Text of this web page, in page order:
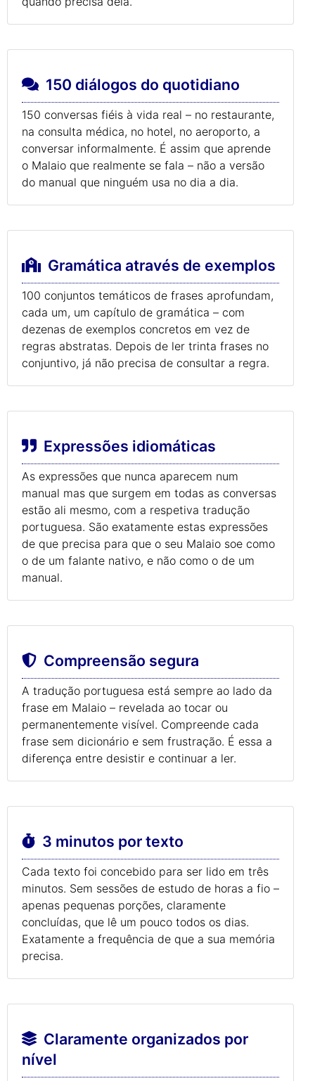
150 diálogos do quotidiano
150 conversas fiéis à vida real – no restaurante,
na consulta médica, no hotel, no aeroporto, a
conversar informalmente. É assim que aprende
o Malaio que realmente se fala – não a versão
do manual que ninguém usa no dia a dia.
Gramática através de exemplos
100 conjuntos temáticos de frases aprofundam,
cada um, um capítulo de gramática – com
dezenas de exemplos concretos em vez de
regras abstratas. Depois de ler trinta frases no
conjuntivo, já não precisa de consultar a regra.
Expressões idiomáticas
As expressões que nunca aparecem num
manual mas que surgem em todas as conversas
estão ali mesmo, com a respetiva tradução
portuguesa. São exatamente estas expressões
de que precisa para que o seu Malaio soe como
o de um falante nativo, e não como o de um
manual.
Compreensão segura
A tradução portuguesa está sempre ao lado da
frase em Malaio – revelada ao tocar ou
permanentemente visível. Compreende cada
frase sem dicionário e sem frustração. É essa a
diferença entre desistir e continuar a ler.
3 minutos por texto
Cada texto foi concebido para ser lido em três
minutos. Sem sessões de estudo de horas a fio –
apenas pequenas porções, claramente
concluídas, que lê um pouco todos os dias.
Exatamente a frequência de que a sua memória
precisa.
Claramente organizados por
nível